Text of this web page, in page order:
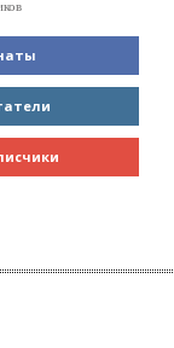
МНЕ НРАВИТСЯ